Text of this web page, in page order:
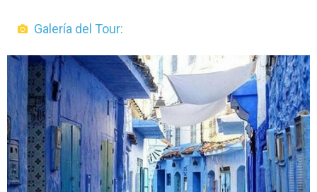
Galería del Tour: